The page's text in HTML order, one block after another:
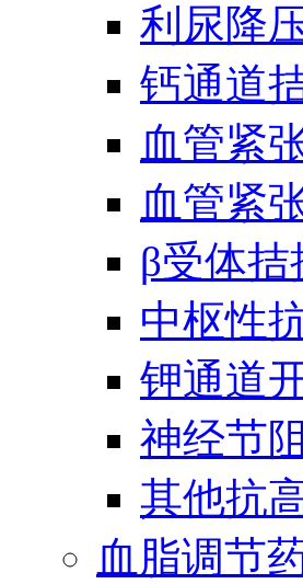
利尿降
钙通道
血管紧
血管紧
β受体拮
中枢性
钾通道
神经节
其他抗
血脂调节